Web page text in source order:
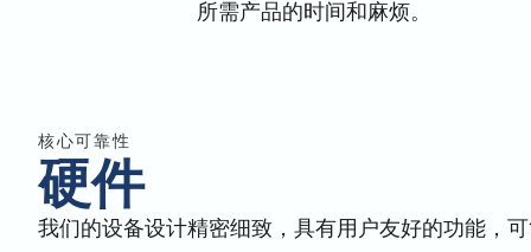
所需产品的时间和麻烦。
核心可靠性
硬件
我们的设备设计精密细致，具有用户友好的功能，